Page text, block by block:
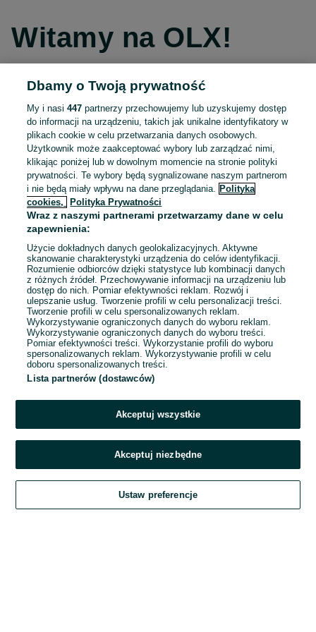
Witamy na OLX!
Kontynuuj przez Facebooka
Kontynuuj przez konto Apple
Kontynuuj przez konto Google
LUB
E-mail
Hasło
Zaloguj się
Kontynuując za pośrednictwem jednego z dostawców wskazanych powyżej,
OLX.pl w jego aktualnym brzmieniu.
Dbamy o Twoją prywatność
My i nasi447 partnerzy przechowujemy lub uzyskujemy dostęp
do informacji na urządzeniu, takich jak unikalne identyfikatory w
plikach cookie w celu przetwarzania danych osobowych.
Użytkownik może zaakceptować wybory lub zarządzać nimi,
klikając poniżej lub w dowolnym momencie na stronie polityki
prywatności. Te wybory będą sygnalizowane naszym partnerom
i nie będą miały wpływu na dane przeglądania.
Polityka
cookies,
Polityka Prywatności
Wraz z naszymi partnerami przetwarzamy dane w celu
zapewnienia:
Użycie dokładnych danych geolokalizacyjnych. Aktywne
skanowanie charakterystyki urządzenia do celów identyfikacji.
Rozumienie odbiorców dzięki statystyce lub kombinacji danych
z różnych źródeł. Przechowywanie informacji na urządzeniu lub
dostęp do nich. Pomiar efektywności reklam. Rozwój i
ulepszanie usług. Tworzenie profili w celu personalizacji treści.
Tworzenie profili w celu spersonalizowanych reklam.
Wykorzystywanie ograniczonych danych do wyboru reklam.
Wykorzystywanie ograniczonych danych do wyboru treści.
Pomiar efektywności treści. Wykorzystanie profili do wyboru
spersonalizowanych reklam. Wykorzystywanie profili w celu
doboru spersonalizowanych treści.
Lista partnerów (dostawców)
Akceptuj wszystkie
Akceptuj niezbędne
Ustaw preferencje